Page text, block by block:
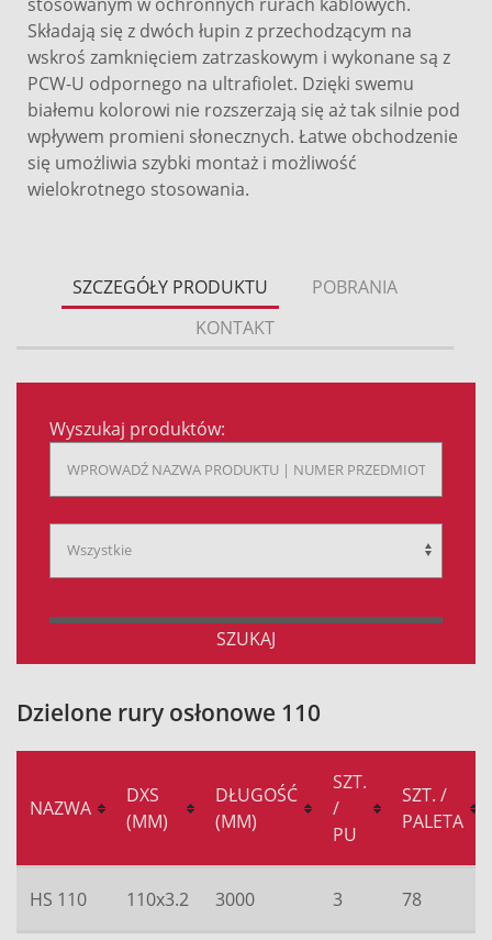
Składają się z dwóch łupin z przechodzącym na
wskroś zamknięciem zatrzaskowym i wykonane są z
PCW-U odpornego na ultrafiolet. Dzięki swemu
białemu kolorowi nie rozszerzają się aż tak silnie pod
wpływem promieni słonecznych. Łatwe obchodzenie
się umożliwia szybki montaż i możliwość
wielokrotnego stosowania.
SZCZEGÓŁY PRODUKTU
POBRANIA
KONTAKT
Wyszukaj produktów:
SZUKAJ
Dzielone rury osłonowe 110
NAZWA
DXS
(MM)
DŁUGOŚĆ
(MM)
SZT.
/
PU
SZT. /
PALETA
HS 110 110x3.2 3000 3 78